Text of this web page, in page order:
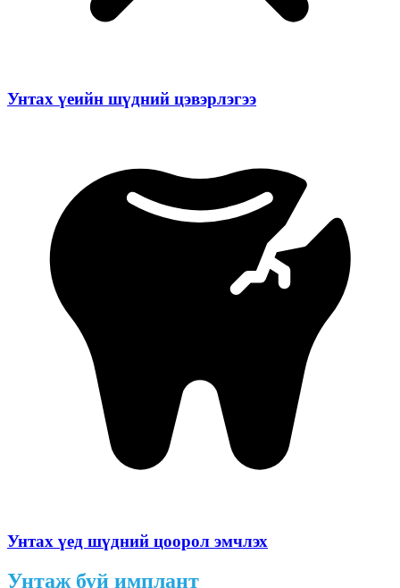
Унтах үеийн шүдний цэвэрлэгээ
Унтах үед шүдний цоорол эмчлэх
Унтаж буй имплант